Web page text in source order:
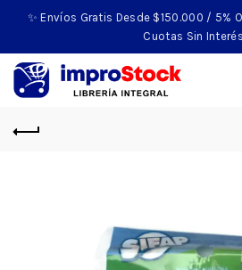
✨ Envíos Gratis Desde $150.000 / 5%
Cuotas Sin